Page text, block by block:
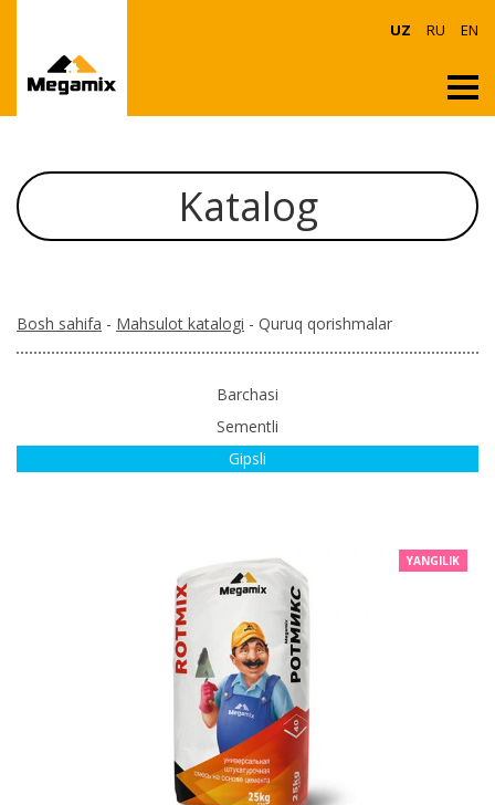
UZ RU EN
Katalog
Bosh sahifa - Mahsulot katalogi - Quruq qorishmalar
Barchasi
Sementli
Gipsli
YANGILIK